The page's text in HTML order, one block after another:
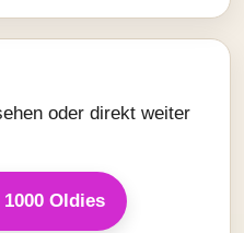
oder direkt weiter
Oldies